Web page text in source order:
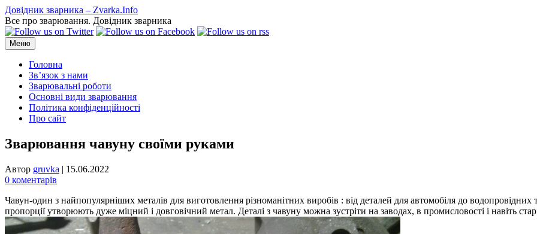
Перейти
до
вмісту
Довідник зварника – Zvarka.Info
Все про зварювання. Довідник зварника
Меню
Головна
Зв’язок з нами
Зварювальні роботи
Основні види зварювання
Політика конфіденційності
Про сайт
Зварювання чавуну своїми руками
Автор gruvka | 15.06.2022
0 коментарів
Чавун-один з найпопулярніших металів для виготовлення різноманітних виробів : від деталей для автомобіля до водопровідних
пропорції утворюють дуже міцний і довговічний метал. Деталі з чавуну можна зустріти на заводах, в промисловості і навіть